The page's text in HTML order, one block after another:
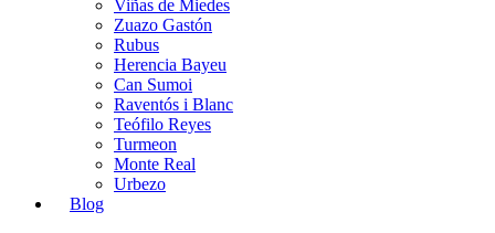
Viñas de Miedes
Zuazo Gastón
Rubus
Herencia Bayeu
Can Sumoi
Raventós i Blanc
Teófilo Reyes
Turmeon
Monte Real
Urbezo
Blog